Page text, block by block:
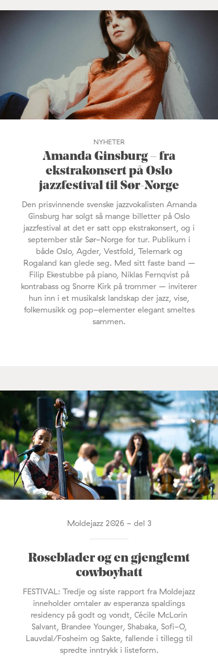
NYHETER
Amanda Ginsburg – fra
ekstrakonsert på Oslo
jazzfestival til Sør-Norge
Den prisvinnende svenske jazzvokalisten Amanda
Ginsburg har solgt så mange billetter på Oslo
jazzfestival at det er satt opp ekstrakonsert, og i
september står Sør-Norge for tur. Publikum i
både Oslo, Agder, Vestfold, Telemark og
Rogaland kan glede seg. Med sitt faste band –
Filip Ekestubbe på piano, Niklas Fernqvist på
kontrabass og Snorre Kirk på trommer – inviterer
hun inn i et musikalsk landskap der jazz, vise,
folkemusikk og pop-elementer elegant smeltes
sammen.
Moldejazz 2026 - del 3
Roseblader og en gjenglemt
cowboyhatt
FESTIVAL: Tredje og siste rapport fra Moldejazz
inneholder omtaler av esperanza spaldings
residency på godt og vondt, Cécile McLorin
Salvant, Brandee Younger, Shabaka, Sofi-O,
Lauvdal/Fosheim og Sakte, fallende i tillegg til
spredte inntrykk i listeform.